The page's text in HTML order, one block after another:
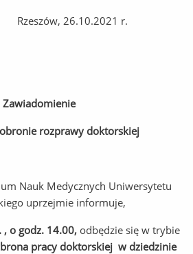
26.10.2021 r.
Zawiadomienie
rozprawy doktorskiej
Nauk Medycznych Uniwersytetu
uprzejmie informuje,
o godz. 14.00, odbędzie się w trybie
pracy doktorskiej w dziedzinie